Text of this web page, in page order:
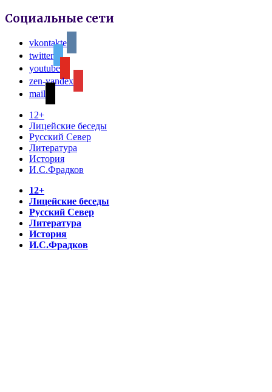
Социальные сети
vkontakte
twitter
youtube
zen-yandex
mail
12+
Лицейские беседы
Русский Север
Литература
История
И.С.Фрадков
12+
Лицейские беседы
Русский Север
Литература
История
И.С.Фрадков